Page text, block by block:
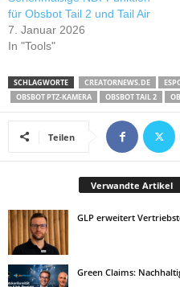
für Obsbot Tail 2 und Tail Air
7. Januar 2026
In "Tools"
SCHLAGWORTE CREATORNEWS.DE
OBSBOT PTZ-KAMERA
OBSBOT TAIL 2
Teilen
Verwandte Artikel
GLP erweitert
Green Claims: